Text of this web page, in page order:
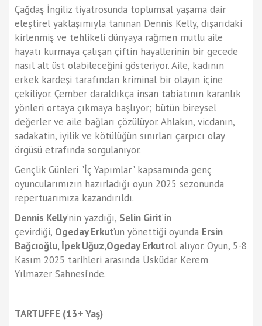
Çağdaş İngiliz tiyatrosunda toplumsal yaşama dair
eleştirel yaklaşımıyla tanınan Dennis Kelly, dışarıdaki
kirlenmiş ve tehlikeli dünyaya rağmen mutlu aile
hayatı kurmaya çalışan çiftin hayallerinin bir gecede
nasıl alt üst olabileceğini gösteriyor. Aile, kadının
erkek kardeşi tarafından kriminal bir olayın içine
çekiliyor. Çember daraldıkça insan tabiatının karanlık
yönleri ortaya çıkmaya başlıyor; bütün bireysel
değerler ve aile bağları çözülüyor. Ahlakın, vicdanın,
sadakatin, iyilik ve kötülüğün sınırları çarpıcı olay
örgüsü etrafında sorgulanıyor.
Gençlik Günleri "İç Yapımlar" kapsamında genç
oyuncularımızın hazırladığı oyun 2025 sezonunda
repertuarımıza kazandırıldı.
Dennis Kelly’nin yazdığı, Selin Girit’in
çevirdiği, Ogeday Erkut’un yönettiği oyunda Ersin
Bağcıoğlu, İpek Uğuz,Ogeday Erkutrol alıyor. Oyun, 5-8
Kasım 2025 tarihleri arasında Üsküdar Kerem
Yılmazer Sahnesi’nde.
TARTUFFE (13+ Yaş)